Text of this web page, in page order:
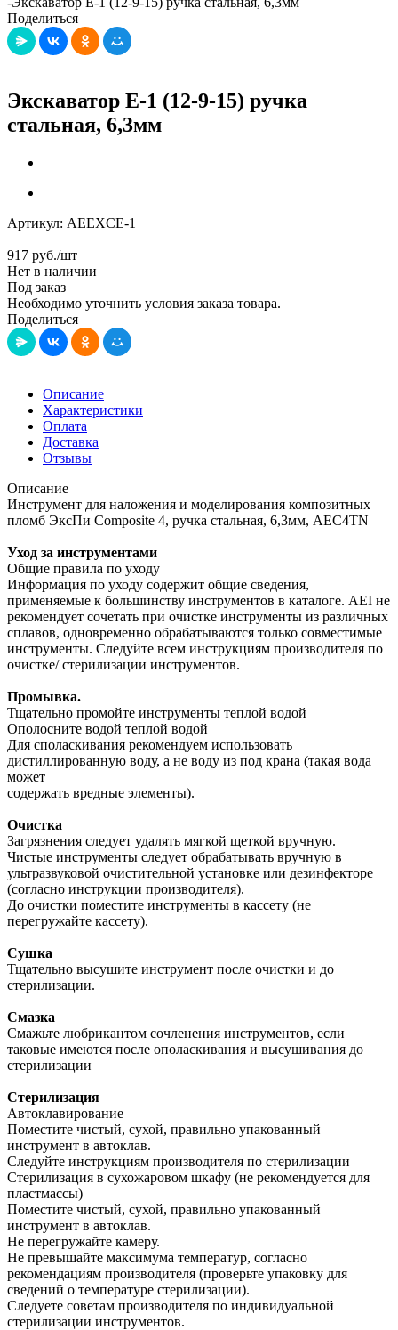
Поделиться
Экскаватор Е-1 (12-9-15) ручка
стальная, 6,3мм
Артикул: AEEXCE-1
917 руб./шт
Нет в наличии
Под заказ
Необходимо уточнить условия заказа товара.
Поделиться
Описание
Характеристики
Оплата
Доставка
Отзывы
Описание
Инструмент для наложения и моделирования композитных
пломб ЭксПи Composite 4, ручка стальная, 6,3мм, AEC4TN
Уход за инструментами
Общие правила по уходу
Информация по уходу содержит общие сведения,
применяемые к большинству инструментов в каталоге. AEI не
рекомендует сочетать при очистке инструменты из различных
сплавов, одновременно обрабатываются только совместимые
инструменты. Следуйте всем инструкциям производителя по
очистке/ стерилизации инструментов.
Промывка.
Тщательно промойте инструменты теплой водой
Ополосните водой теплой водой
Для споласкивания рекомендуем использовать
дистиллированную воду, а не воду из под крана (такая вода
может
содержать вредные элементы).
Очистка
Загрязнения следует удалять мягкой щеткой вручную.
Чистые инструменты следует обрабатывать вручную в
ультразвуковой очистительной установке или дезинфекторе
(согласно инструкции производителя).
До очистки поместите инструменты в кассету (не
перегружайте кассету).
Сушка
Тщательно высушите инструмент после очистки и до
стерилизации.
Смазка
Смажьте любрикантом сочленения инструментов, если
таковые имеются после ополаскивания и высушивания до
стерилизации
Стерилизация
Автоклавирование
Поместите чистый, сухой, правильно упакованный
инструмент в автоклав.
Следуйте инструкциям производителя по стерилизации
Стерилизация в сухожаровом шкафу (не рекомендуется для
пластмассы)
Поместите чистый, сухой, правильно упакованный
инструмент в автоклав.
Не перегружайте камеру.
Не превышайте максимума температур, согласно
рекомендациям производителя (проверьте упаковку для
сведений о температуре стерилизации).
Следуете советам производителя по индивидуальной
стерилизации инструментов.